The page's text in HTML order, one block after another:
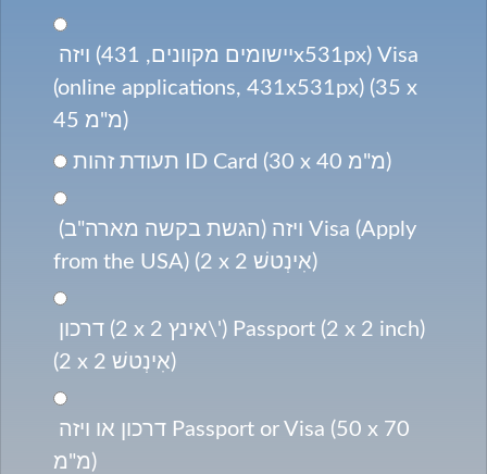
(online applications, 431x531px) (35 x
45 מ"מ)
תעודת זהות ID Card (30 x 40 מ"מ)
from the USA) (2 x 2 אִינְטשׁ)
(2 x 2 אִינְטשׁ)
מ"מ)